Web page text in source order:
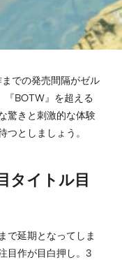
での発売間隔がゼル
『BOTW』を超える
驚きと刺激的な体験
としましょう。
タイトル目
で延期となってしま
目作が目白押し。3